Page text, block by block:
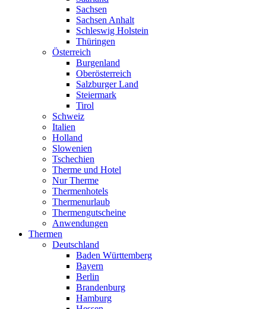
Sachsen
Sachsen Anhalt
Schleswig Holstein
Thüringen
Österreich
Burgenland
Oberösterreich
Salzburger Land
Steiermark
Tirol
Schweiz
Italien
Holland
Slowenien
Tschechien
Therme und Hotel
Nur Therme
Thermenhotels
Thermenurlaub
Thermengutscheine
Anwendungen
Thermen
Deutschland
Baden Württemberg
Bayern
Berlin
Brandenburg
Hamburg